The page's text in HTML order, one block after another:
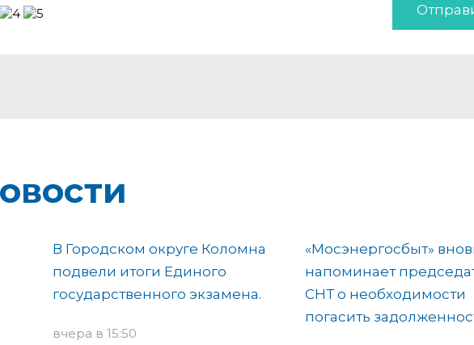
В Городском округе Коломна
подвели итоги Единого
государственного экзамена.
вчера в 15:50
«Мосэнергосбыт»
напоминает
СНТ о необходимости
погасить